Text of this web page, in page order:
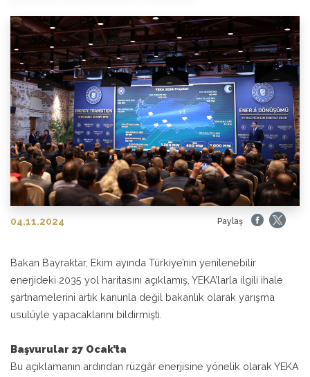
04.11.2024 Paylaş
Bakan Bayraktar, Ekim ayında Türkiye’nin yenilenebilir
enerjideki 2035 yol haritasını açıklamış, YEKA’larla ilgili ihale
şartnamelerini artık kanunla değil bakanlık olarak yarışma
usulüyle yapacaklarını bildirmişti.
Başvurular 27 Ocak’ta
Bu açıklamanın ardından rüzgâr enerjisine yönelik olarak YEKA